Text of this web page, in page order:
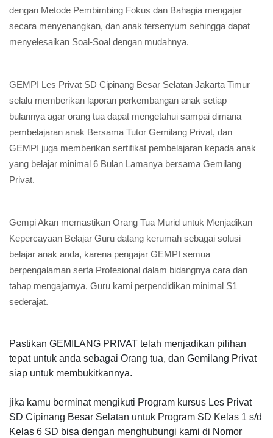
dengan Metode Pembimbing Fokus dan Bahagia mengajar
secara menyenangkan, dan anak tersenyum sehingga dapat
menyelesaikan Soal-Soal dengan mudahnya.
GEMPI Les Privat SD Cipinang Besar Selatan Jakarta Timur
selalu memberikan laporan perkembangan anak setiap
bulannya agar orang tua dapat mengetahui sampai dimana
pembelajaran anak Bersama Tutor Gemilang Privat, dan
GEMPI juga memberikan sertifikat pembelajaran kepada anak
yang belajar minimal 6 Bulan Lamanya bersama Gemilang
Privat.
Gempi Akan memastikan Orang Tua Murid untuk Menjadikan
Kepercayaan Belajar Guru datang kerumah sebagai solusi
belajar anak anda, karena pengajar GEMPI semua
berpengalaman serta Profesional dalam bidangnya cara dan
tahap mengajarnya, Guru kami perpendidikan minimal S1
sederajat.
Pastikan GEMILANG PRIVAT telah menjadikan pilihan
tepat untuk anda sebagai Orang tua, dan Gemilang Privat
siap untuk membukitkannya.
jika kamu berminat mengikuti Program kursus Les Privat
SD Cipinang Besar Selatan untuk Program SD Kelas 1 s/d
Kelas 6 SD bisa dengan menghubungi kami di Nomor